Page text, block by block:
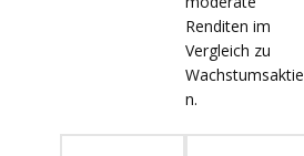
Renditen im
Vergleich zu
Wachstumsaktie
n.